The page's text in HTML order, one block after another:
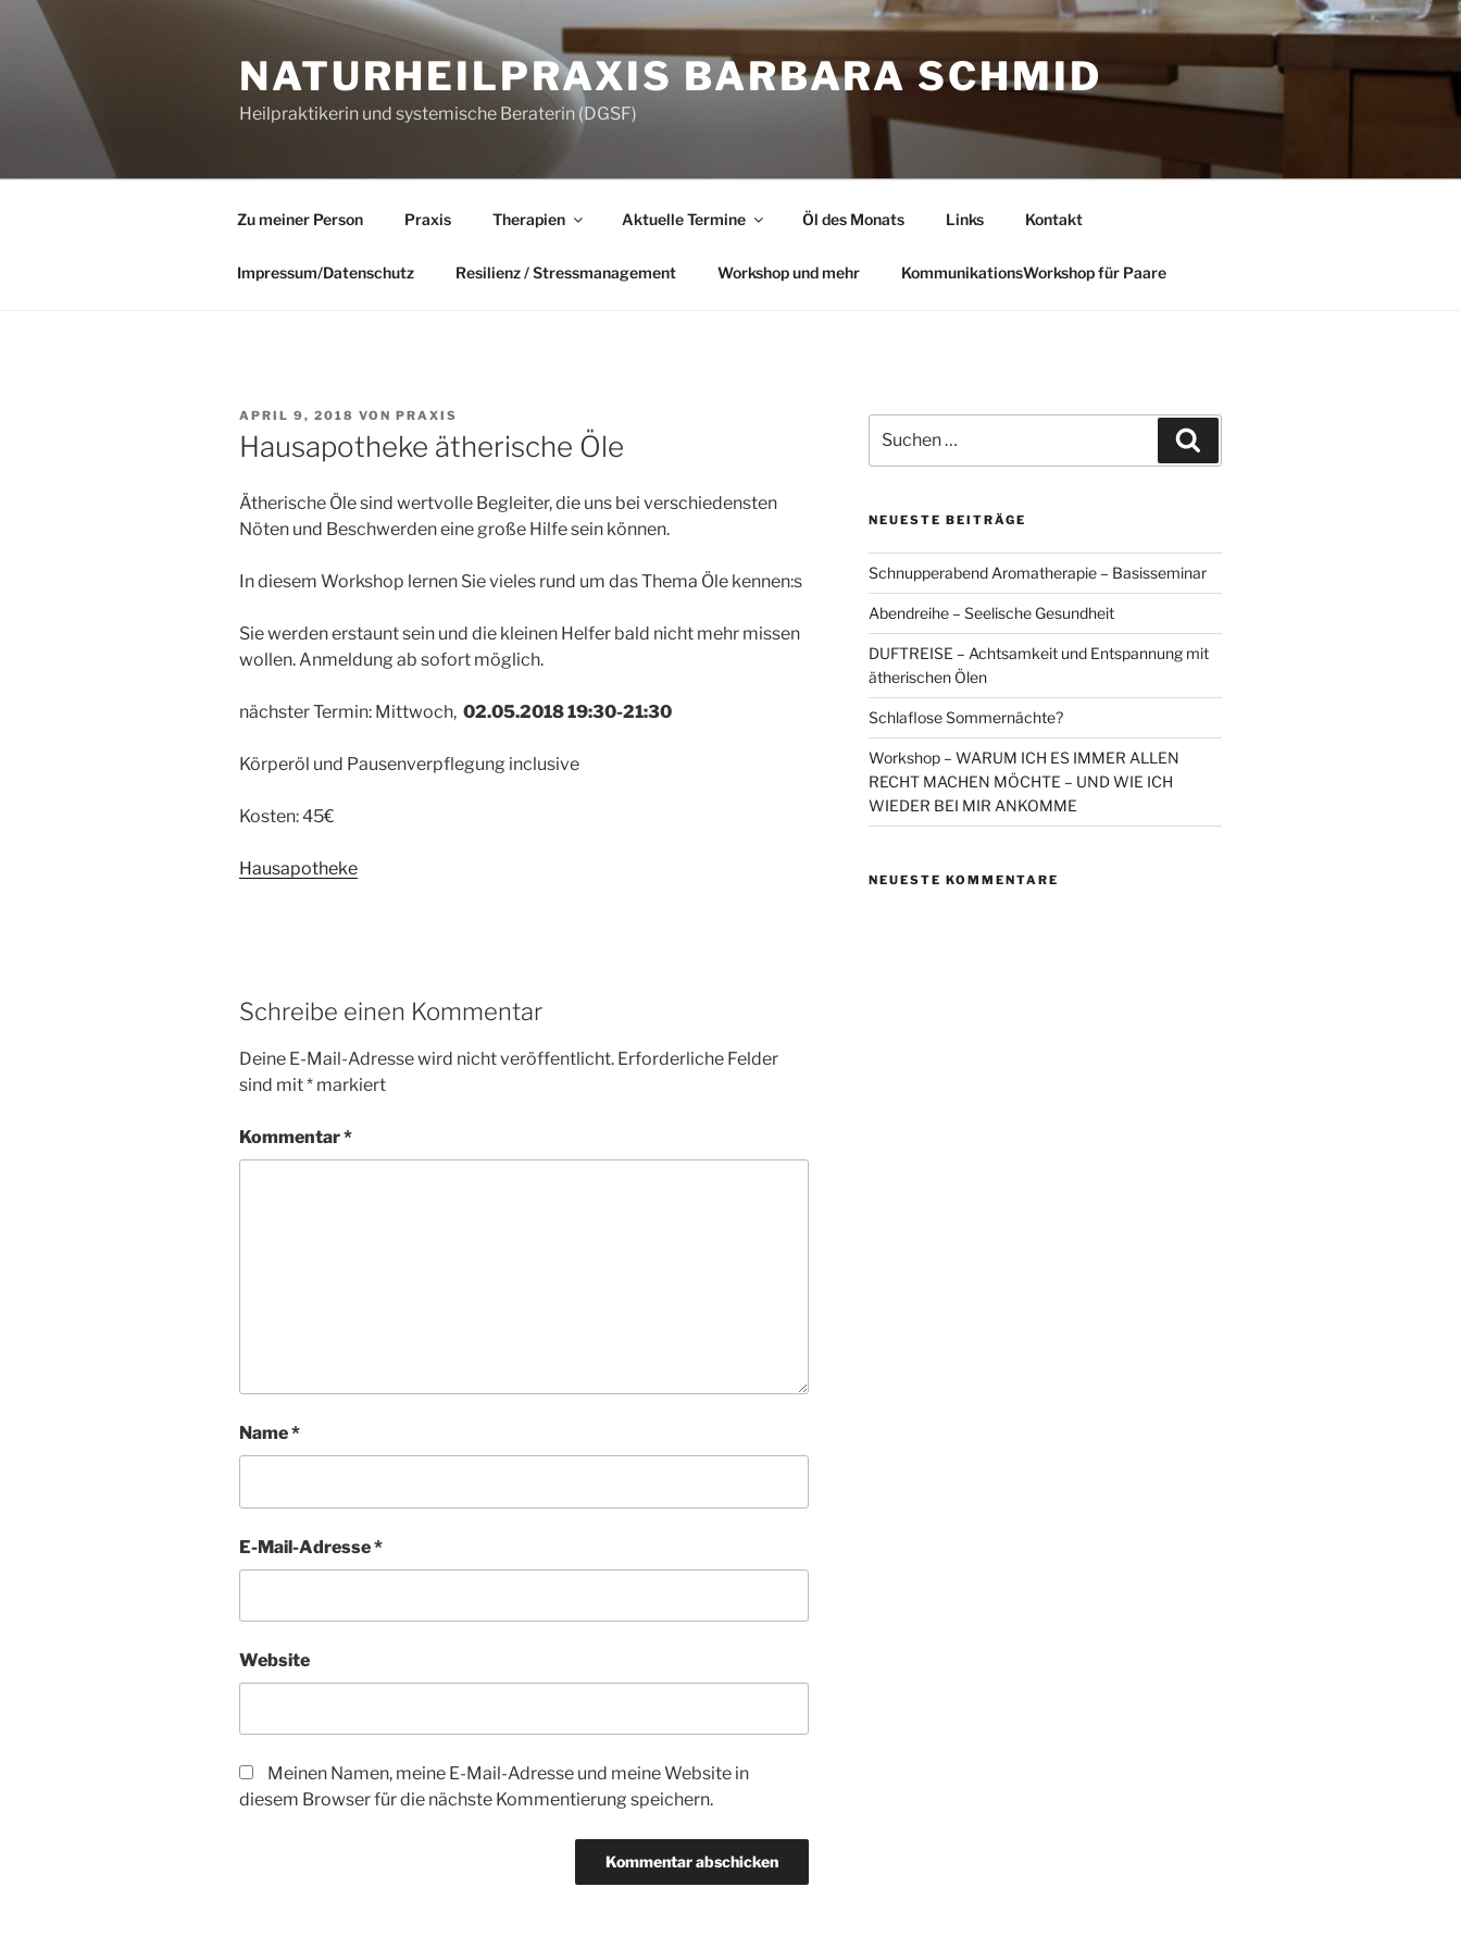
springen
NATURHEILPRAXIS BARBARA SCHMID
Heilpraktikerin und systemische Beraterin (DGSF)
Zu meiner Person Praxis Therapien Aktuelle Termine Öl des Monats Links Kontakt
Impressum/Datenschutz Resilienz / Stressmanagement Workshop und mehr KommunikationsWorkshop für Paare
VERÖFFENTLICHT
AM
APRIL 9, 2018 VON PRAXIS
Hausapotheke ätherische Öle
Ätherische Öle sind wertvolle Begleiter, die uns bei verschiedensten
Nöten und Beschwerden eine große Hilfe sein können.
In diesem Workshop lernen Sie vieles rund um das Thema Öle kennen:s
Sie werden erstaunt sein und die kleinen Helfer bald nicht mehr missen
wollen. Anmeldung ab sofort möglich.
nächster Termin: Mittwoch, 02.05.2018 19:30-21:30
Körperöl und Pausenverpflegung inclusive
Kosten: 45€
Hausapotheke
Schreibe einen Kommentar
Deine E-Mail-Adresse wird nicht veröffentlicht. Erforderliche Felder
sind mit* markiert
Kommentar*
Name*
E-Mail-Adresse*
Website
Meinen Namen, meine E-Mail-Adresse und meine Website in
diesem Browser für die nächste Kommentierung speichern.
nach:
NEUESTE BEITRÄGE
Schnupperabend Aromatherapie – Basisseminar
Abendreihe – Seelische Gesundheit
DUFTREISE – Achtsamkeit und Entspannung mit
ätherischen Ölen
Schlaflose Sommernächte?
Workshop – WARUM ICH ES IMMER ALLEN
RECHT MACHEN MÖCHTE – UND WIE ICH
WIEDER BEI MIR ANKOMME
NEUESTE KOMMENTARE